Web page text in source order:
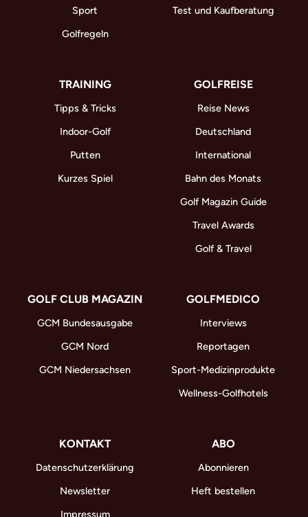
Sport
Golfregeln
Test und Kaufberatung
TRAINING
Tipps & Tricks
Indoor-Golf
Putten
Kurzes Spiel
GOLFREISE
Reise News
Deutschland
International
Bahn des Monats
Golf Magazin Guide
Travel Awards
Golf & Travel
GOLF CLUB MAGAZIN
GCM Bundesausgabe
GCM Nord
GCM Niedersachsen
GOLFMEDICO
Interviews
Reportagen
Sport-Medizinprodukte
Wellness-Golfhotels
KONTAKT
Datenschutzerklärung
Newsletter
Impressum
ABO
Abonnieren
Heft bestellen